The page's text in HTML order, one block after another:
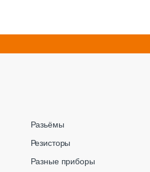
Разьёмы
Резисторы
Разные приборы